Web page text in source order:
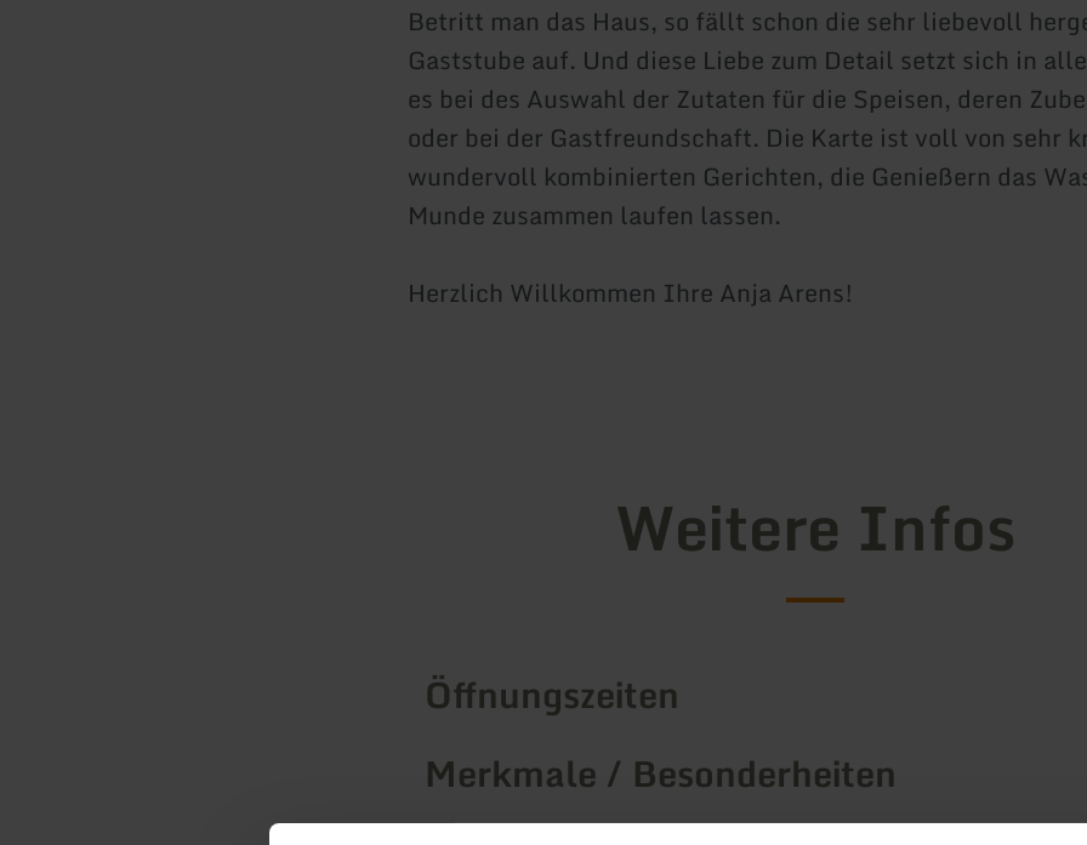
Betritt man das Haus, so fällt schon die sehr liebevoll
Gaststube auf. Und diese Liebe zum Detail setzt sich in
es bei des Auswahl der Zutaten für die Speisen, deren
oder bei der Gastfreundschaft. Die Karte ist voll von sehr
wundervoll kombinierten Gerichten, die Genießern das
Munde zusammen laufen lassen.
Herzlich Willkommen Ihre Anja Arens!
Weitere Infos
Öffnungszeiten
Merkmale / Besonderheiten